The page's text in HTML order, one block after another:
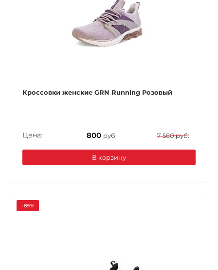
Кроссовки женские GRN Running Розовый
Цена: 800 руб. 7 560 руб.
В корзину
-89%